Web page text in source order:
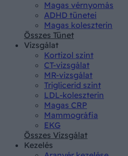
Magas vérnyomás
ADHD tünetei
Magas koleszterin
Összes Tünet
Vizsgálat
Kortizol szint
CT-vizsgálat
MR-vizsgálat
Triglicerid szint
LDL-koleszterin
Magas CRP
Mammográfia
EKG
Összes Vizsgálat
Kezelés